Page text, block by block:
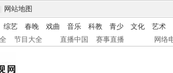
网站地图
综艺 春晚 戏曲 音乐 科教 青少 文化
艺术
节目大全 直播中国 赛事直播 网络